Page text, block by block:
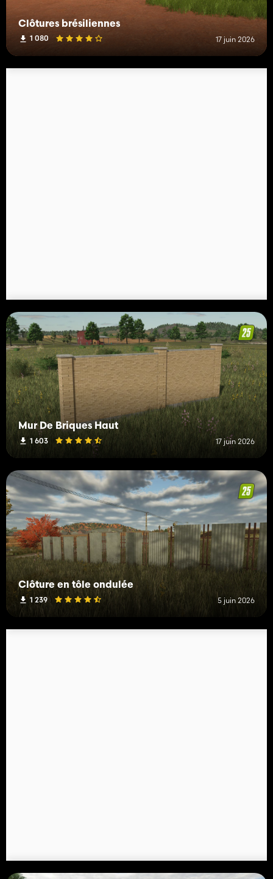
Clôtures brésiliennes
1 080 17 juin 2026
Mur De Briques Haut
1 603 17 juin 2026
Clôture en tôle ondulée
1 239 5 juin 2026